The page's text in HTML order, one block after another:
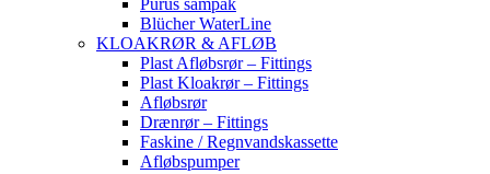
Purus sampak
Blücher WaterLine
KLOAKRØR & AFLØB
Plast Afløbsrør – Fittings
Plast Kloakrør – Fittings
Afløbsrør
Drænrør – Fittings
Faskine / Regnvandskassette
Afløbspumper